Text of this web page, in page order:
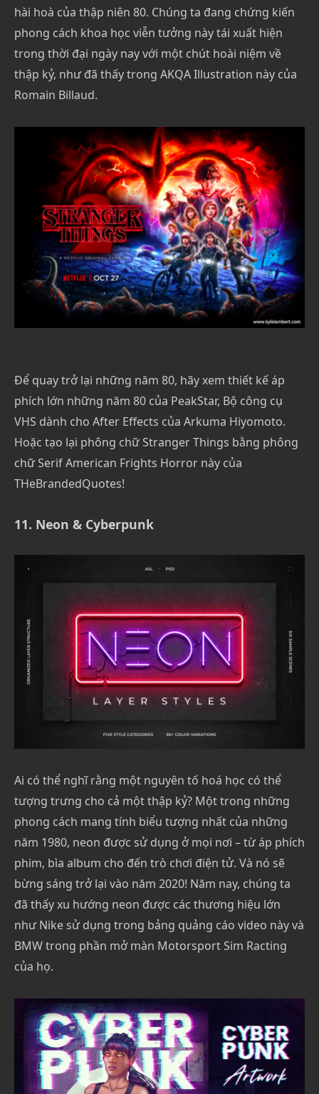
hài hoà của thập niên 80. Chúng ta đang chứng kiến
phong cách khoa học viễn tưởng này tái xuất hiện
trong thời đại ngày nay với một chút hoài niệm về
thập kỷ, như đã thấy trong AKQA Illustration này của
Romain Billaud.
Để quay trở lại những năm 80, hãy xem thiết kế áp
phích lớn những năm 80 của PeakStar, Bộ công cụ
VHS dành cho After Effects của Arkuma Hiyomoto.
Hoặc tạo lại phông chữ Stranger Things bằng phông
chữ Serif American Frights Horror này của
THeBrandedQuotes!
11. Neon & Cyberpunk
Ai có thể nghĩ rằng một nguyên tố hoá học có thể
tượng trưng cho cả một thập kỷ? Một trong những
phong cách mang tính biểu tượng nhất của những
năm 1980, neon được sử dụng ở mọi nơi – từ áp phích
phim, bìa album cho đến trò chơi điện tử. Và nó sẽ
bừng sáng trở lại vào năm 2020! Năm nay, chúng ta
đã thấy xu hướng neon được các thương hiệu lớn
như Nike sử dụng trong bảng quảng cáo video này và
BMW trong phần mở màn Motorsport Sim Racting
của họ.